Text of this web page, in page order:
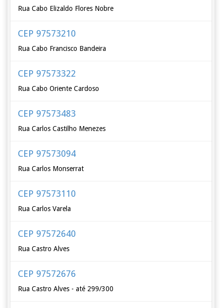
Rua Cabo Elizaldo Flores Nobre
CEP 97573210
Rua Cabo Francisco Bandeira
CEP 97573322
Rua Cabo Oriente Cardoso
CEP 97573483
Rua Carlos Castilho Menezes
CEP 97573094
Rua Carlos Monserrat
CEP 97573110
Rua Carlos Varela
CEP 97572640
Rua Castro Alves
CEP 97572676
Rua Castro Alves - até 299/300